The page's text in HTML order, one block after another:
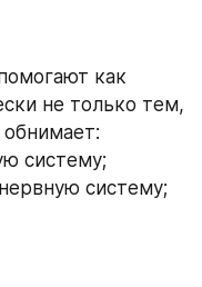
как
не только тем,
систему;
систему;